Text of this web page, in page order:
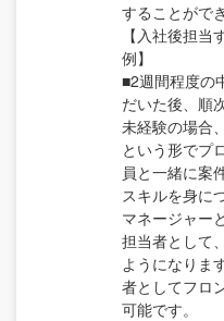
することがで
【入社後担
例】
■2週間程度の
だいた後、順
未経験の場合
という形でプ
員と一緒に案
スキルを身に
マネージャー
担当者として
ようになりま
者としてフロ
可能です。